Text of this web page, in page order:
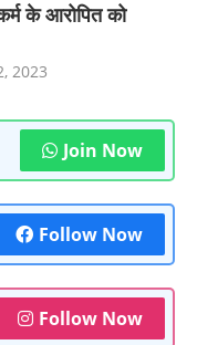
के आरोपित को
2023
Join Now
Follow Now
Follow Now